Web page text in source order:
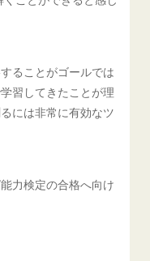
ることがゴールでは
習してきたことが理
には非常に有効なツ
力検定の合格へ向け